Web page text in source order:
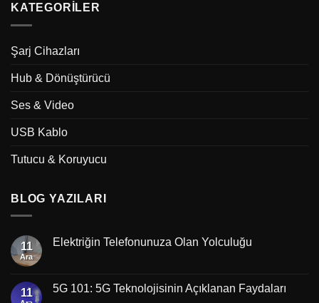
KATEGORILER
Şarj Cihazları
Hub & Dönüştürücü
Ses & Video
USB Kablo
Tutucu & Koruyucu
BLOG YAZILARI
11
Ara
Elektriğin Telefonunuza Olan Yolculuğu
11 5G 101: 5G Teknolojisinin Açıklanan Faydaları